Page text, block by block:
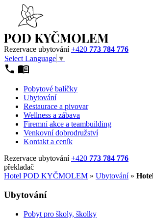
Rezervace ubytování+420 773 784 776
Select Language ▼
Pobytové balíčky
Ubytování
Restaurace a pivovar
Wellness a zábava
Firemní akce a teambuilding
Venkovní dobrodružství
Kontakt a ceník
Rezervace ubytování+420 773 784 776
překladač
Hotel POD KYČMOLEM » Ubytování»
Ubytování
Pobyt pro školy, školky